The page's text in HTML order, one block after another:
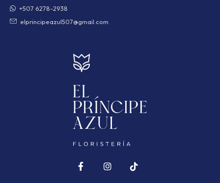
+507 6278-2938
elprincipeazul507@gmail.com